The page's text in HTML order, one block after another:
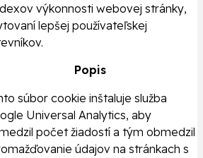
výkonnosti webovej stránky,
lepšej používateľskej
Popis
súbor cookie inštaluje služba
Universal Analytics, aby
počet žiadostí a tým obmedzil
údajov na stránkach s